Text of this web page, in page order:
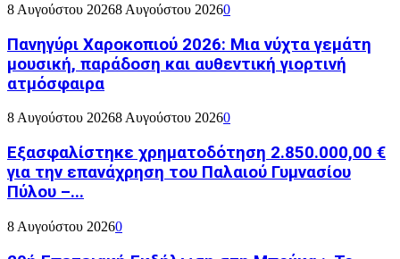
8 Αυγούστου 20268 Αυγούστου 20260
Πανηγύρι Χαροκοπιού 2026: Μια νύχτα γεμάτη
μουσική, παράδοση και αυθεντική γιορτινή
ατμόσφαιρα
8 Αυγούστου 20268 Αυγούστου 20260
Εξασφαλίστηκε χρηματοδότηση 2.850.000,00 €
για την επανάχρηση του Παλαιού Γυμνασίου
Πύλου –...
8 Αυγούστου 20260